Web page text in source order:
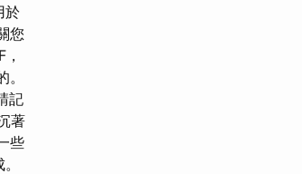
於
您
，
記
著
些